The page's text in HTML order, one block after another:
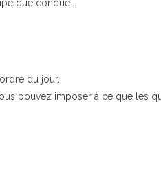
quelconque….
du jour.
pouvez imposer à ce que les